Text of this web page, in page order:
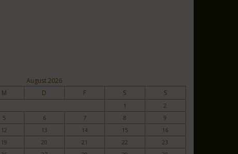
August 2026
M D F S S
1
2
5 6 7 8
9
12 13 14 15
16
19 20 21 22
23